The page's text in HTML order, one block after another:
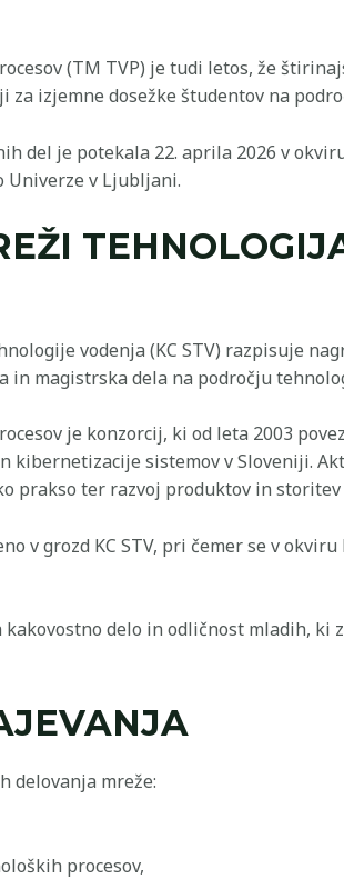
(TM TVP) je tudi letos, že
izjemne dosežke študentov na
del je potekala 22. aprila 2026 v
v Ljubljani.
vodenja (KC STV) razpisuje
in magistrska dela na področju
je konzorcij, ki od leta 2003
sistemov v Sloveniji.
prakso ter razvoj produktov in storitev
v grozd KC STV, pri čemer se v
kakovostno delo in odličnost mladih,
delovanja mreže:
procesov,